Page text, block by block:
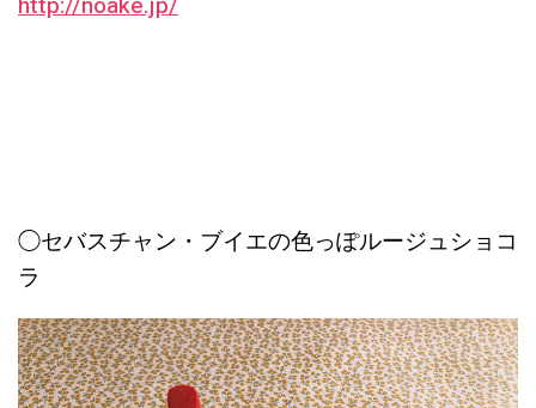
◯セバスチャン・ブイエの色っぽルージュショコ
ラ